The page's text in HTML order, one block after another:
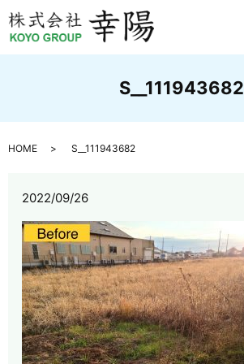
S__111943682
HOME S__111943682
2022/09/26